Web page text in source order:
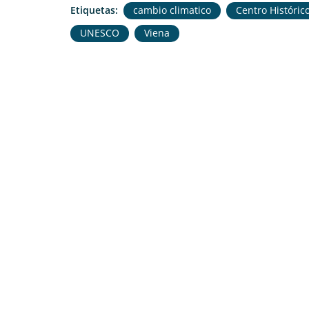
Etiquetas: cambio climatico Centro
UNESCO
Viena